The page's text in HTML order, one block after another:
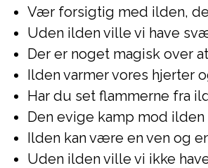
Vær forsigtig med ilden,
Uden ilden ville vi have
Der er noget magisk over
Ilden varmer vores hjerter
Har du set flammerne fra
Den evige kamp mod
Ilden kan være en ven og
Uden ilden ville vi ikke